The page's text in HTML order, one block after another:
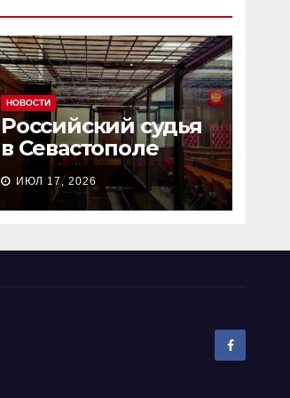
НОВОСТИ
Российский судья
в Севастополе
рассмотрел дело о
пособничестве
госизмене за 2
ИЮЛ 17, 2026